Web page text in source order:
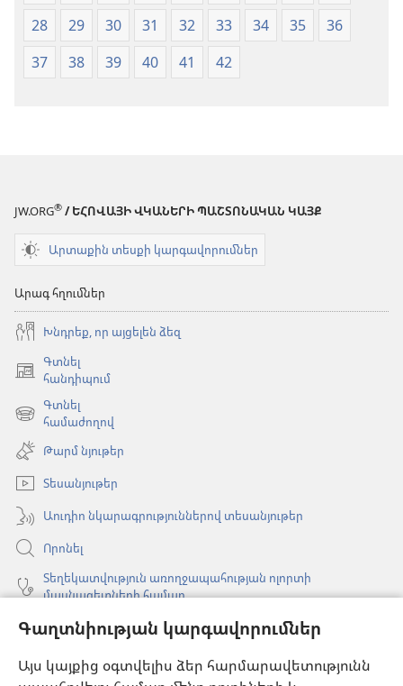
Գաղտնիության կարգավորումներ
Այս կայքից օգտվելիս ձեր հարմարավետությունն
28
29 30 31 32 33 34 35
36
37
38 39 40 41 42
JW.ORG® / ԵՀՈՎԱՅԻ ՎԿԱՆԵՐԻ ՊԱՇՏՈՆԱԿԱՆ ԿԱՅՔ
Արտաքին տեսքի կարգավորումներ
Արագ հղումներ
Խնդրեք, որ այցելեն ձեզ
Գտնել
հանդիպում
(բացվում
նոր
պատուհան)
Գտնել
համաժողով
(բացվում
նոր
պատուհան)
Թարմ նյութեր
Տեսանյութեր
Աուդիո նկարագրություններով տեսանյութեր
Որոնել
Տեղեկատվություն առողջապահության ոլորտի
մասնագետների համար
Գլոբալ հաղորդակցություն
Օգնություն